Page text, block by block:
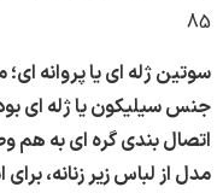
ای یا پروانه ای؛ مدلی
یا ژله ای بوده و از
بندی گره ای به هم وصل
لباس زیر زنانه، برای